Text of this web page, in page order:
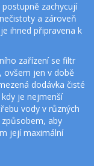
zachycují
a zároveň
ihned připravena k
zařízení se filtr
ovšem jen v době
dodávka čisté
je nejmenší
vody v různých
aby
její maximální